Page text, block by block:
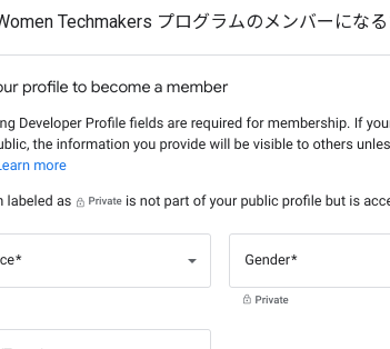
Techmakers プログラムのメンバーにな